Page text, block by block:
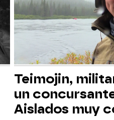
Teimojin,
un
Aislados muy